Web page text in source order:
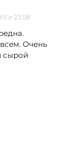
в 23:08
Очень
сырой